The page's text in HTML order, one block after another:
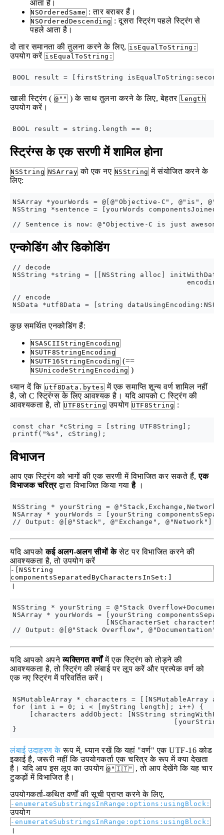
आता है।
NSOrderedSame : तार बराबर हैं।
NSOrderedDescending : दूसरा स्ट्रिंग पहले स्ट्रिंग से
पहले आता है।
दो तार समानता की तुलना करने के लिए, isEqualToString:
उपयोग करें isEqualToString:
खाली स्ट्रिंग ( @"" ) के साथ तुलना करने के लिए, बेहतर length
उपयोग करें।
स्ट्रिंग्स के एक सरणी में शामिल होना
NSString NSArray को एक नए NSString में संयोजित करने के
लिए:
NSArray *yourWords = @[@"Objective-C", @"is",
NSString *sentence = [yourWords
एन्कोडिंग और डिकोडिंग
// decode
NSString *string = [[NSString alloc]
// encode
कुछ समर्थित एनकोडिंग हैं:
NSASCIIStringEncoding
NSUTF8StringEncoding
NSUTF16StringEncoding (==
NSUnicodeStringEncoding )
ध्यान दें कि utf8Data.bytes में एक समाप्ति शून्य वर्ण शामिल नहीं
है, जो C स्ट्रिंग्स के लिए आवश्यक है। यदि आपको C स्ट्रिंग की
आवश्यकता है, तो UTF8String उपयोग UTF8String :
const char *cString = [string UTF8String];
विभाजन
आप एक स्ट्रिंग को भागों की एक सरणी में विभाजित कर सकते हैं,एक
विभाजक चरित्रद्वारा विभाजित किया गयाहै।
NSString * yourString =
NSArray * yourWords = [yourString
यदि आपकोकई अलग-अलग सीमों केसेट पर विभाजित करने की
आवश्यकता है, तो उपयोग करें
-[NSString
componentsSeparatedByCharactersInSet:]
।
NSString * yourString = @"Stack
NSArray * yourWords = [yourString
[NSCharacterSet
यदि आपको अपनेव्यक्तिगत वर्णोंमें एक स्ट्रिंग को तोड़ने की
आवश्यकता है, तो स्ट्रिंग की लंबाई पर लूप करें और प्रत्येक वर्ण को
एक नए स्ट्रिंग में परिवर्तित करें।
NSMutableArray * characters =
for (int i = 0; i < [myString length]; i++) {
[characters addObject: [NSString
लंबाई उदाहरण के रूप में, ध्यान रखें कि यहां "वर्ण" एक UTF-16 कोड
इकाई है, जरूरी नहीं कि उपयोगकर्ता एक चरित्र के रूप में क्या देखता
है। यदि आप इस लूप का उपयोग @"🇮🇹" , तो आप देखेंगे कि यह चार
टुकड़ों में विभाजित है।
उपयोगकर्ता-कथित वर्णों की सूची प्राप्त करने के लिए,
-enumerateSubstringsInRange:options:usingBlock:
उपयोग
-enumerateSubstringsInRange:options:usingBlock:
।